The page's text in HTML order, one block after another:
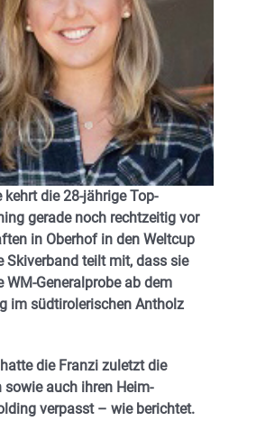
die 28-jährige Top-
gerade noch rechtzeitig vor
in Oberhof in den Weltcup
Skiverband teilt mit, dass sie
Generalprobe ab dem
im südtirolerischen Antholz
die Franzi zuletzt die
sowie auch ihren Heim-
verpasst – wie berichtet.